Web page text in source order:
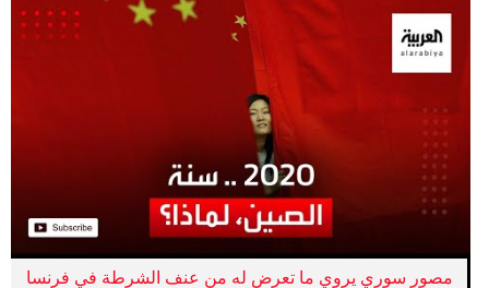
مصور سوري يروي ما تعرض له من عنف الشرطة في فرنسا